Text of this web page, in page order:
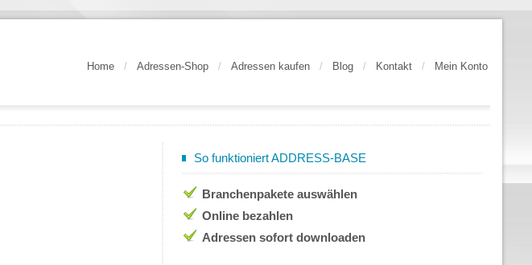
Home / Adressen-Shop / Adressen kaufen / Blog / Kontakt / Mein Konto
So funktioniert ADDRESS-BASE
Branchenpakete auswählen
Online bezahlen
Adressen sofort downloaden